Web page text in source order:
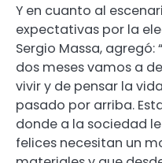
Y en cuanto al
expectativas por la
Sergio Massa, agregó:
dos meses vamos a
vivir y de pensar la
pasado por arriba.
donde a la sociedad
felices necesitan un